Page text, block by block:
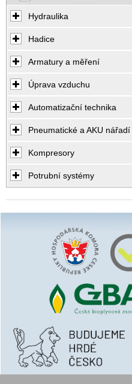
Hydraulika
Hadice
Armatury a měření
Úprava vzduchu
Automatizační technika
Pneumatické a AKU nářadí
Kompresory
Potrubní systémy